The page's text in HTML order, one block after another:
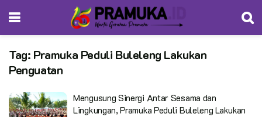
Tag: Pramuka Peduli Buleleng Lakukan
Penguatan
Mengusung Sinergi Antar Sesama dan
Lingkungan, Pramuka Peduli Buleleng Lakukan